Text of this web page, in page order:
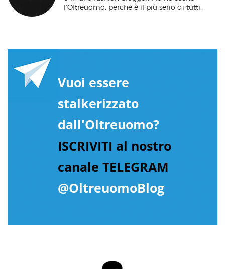
l'Oltreuomo, perché è il più serio di tutti.
Vuoi essere
stalkerizzato
dall'Oltreuomo?
ISCRIVITI al nostro
canale TELEGRAM
@OltreuomoBlog